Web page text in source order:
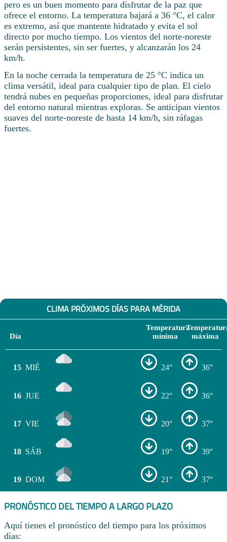
pero es un buen momento para disfrutar de la paz que
ofrece el entorno. La temperatura bajará a 36 °C, el calor
es extremo, así que mantente hidratado y evita el sol
directo por mucho tiempo. Los vientos del norte-noreste
serán persistentes, sin ser fuertes, y alcanzarán los 24
km/h.
En la noche cerrada la temperatura de 25 °C indica un
clima versátil, ideal para cualquier tipo de plan. El cielo
tendrá nubes en pequeñas proporciones, ideal para disfrutar
del entorno natural mientras exploras. Se anticipan vientos
suaves del norte-noreste de hasta 14 km/h, sin ráfagas
fuertes.
CLIMA PRÓXIMOS DÍAS PARA MÉRIDA
Día
Temperatura
mínima
máxima
15 MIÉ 24° 36°
16 JUE 22° 36°
17 VIE 20° 37°
18 SÁB 19° 39°
19 DOM 21° 37°
PRONÓSTICO DEL TIEMPO A LARGO PLAZO
Aquí tienes el pronóstico del tiempo para los próximos
días: